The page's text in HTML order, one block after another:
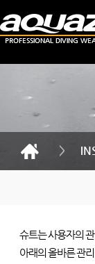
슈트는 사용자의
아래의 올바른 관